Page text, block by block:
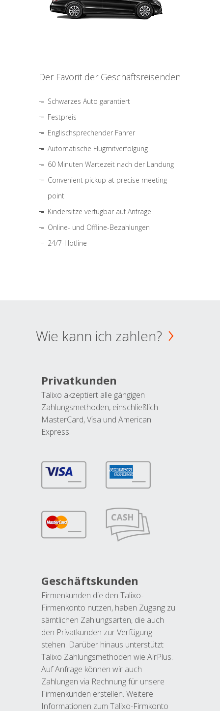
Der Favorit der Geschäftsreisenden
Schwarzes Auto garantiert
Festpreis
Englischsprechender Fahrer
Automatische Flugmitverfolgung
60 Minuten Wartezeit nach der Landung
Convenient pickup at precise meeting
point
Kindersitze verfügbar auf Anfrage
Online- und Offline-Bezahlungen
24/7-Hotline
Wie kann ich zahlen?
Privatkunden
Talixo akzeptiert alle gängigen
Zahlungsmethoden, einschließlich
MasterCard, Visa und American
Express.
Geschäftskunden
Firmenkunden die den Talixo-
Firmenkonto nutzen, haben Zugang zu
sämtlichen Zahlungsarten, die auch
den Privatkunden zur Verfügung
stehen. Darüber hinaus unterstützt
Talixo Zahlungsmethoden wie AirPlus.
Auf Anfrage können wir auch
Zahlungen via Rechnung für unsere
Firmenkunden erstellen. Weitere
Informationen zum Talixo-Firmkonto